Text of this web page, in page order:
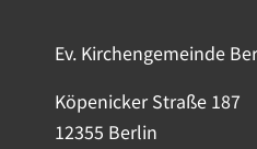
Ev. Kirchengemeinde
Köpenicker Straße 187
12355 Berlin